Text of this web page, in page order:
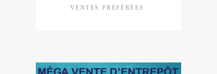
VENTES PRÉFÉRÉES